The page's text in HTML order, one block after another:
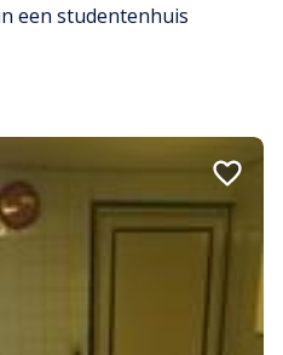
een studentenhuis